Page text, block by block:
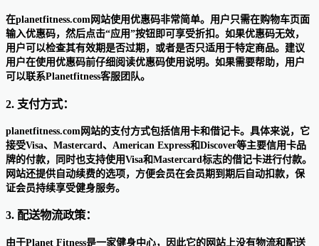
在planetfitness.com网站使用优惠码非常简单。用户只需在购物车页面
输入优惠码，然后点击“应用”按钮即可享受折扣。如果优惠码无效，
用户可以检查其有效期是否过期，或者是否只适用于特定商品。建议
用户在使用优惠码前仔细阅读优惠码使用说明。如果需要帮助，用户
可以联系Planetfitness客服团队。
2. 支付方式：
planetfitness.com网站的支付方式包括信用卡和借记卡。具体来说，它
接受Visa、Mastercard、American Express和Discover等主要信用卡品
牌的付款，同时也支持使用Visa和Mastercard标志的借记卡进行付款。
网站还提供自动续费的选项，方便会员在会员期到期后自动扣款，保
证会员持续享受健身服务。
3. 配送物流政策：
由于Planet Fitness是一家健身中心，因此它的网站上没有物流和配送